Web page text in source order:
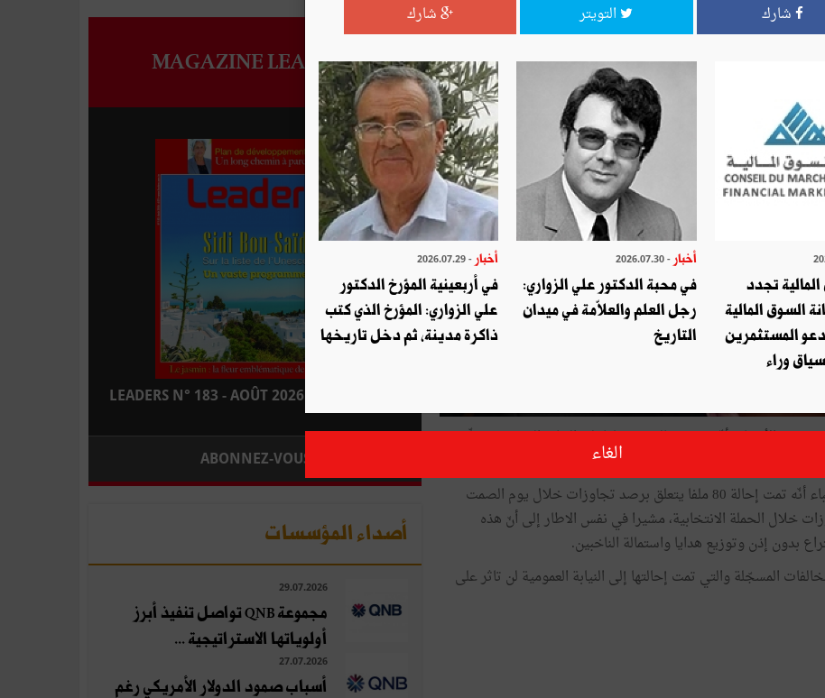
افاد عضو الهيئة العليا المستقلة للانتخابات أنيس الجربوعي يوم الأربعاء، أنّه تمّت إحالة 121 ملفا إلى النيابة العمومية يتعلّق
ويوم الاقتراع للانتخابات البلدية.
وأضاف الجربوعي في تصريح لوكالة تونس افريقيا للانباء أنّه تمت إحالة 80 ملفا يتعلق برصد تجاوزات خلال يوم الصمت
علاقة برصد تجاوزات خلال الحملة الانتخابية، مشيرا في نفس الاطار إلى أنّ هذه
بدون إذن وتوزيع هدايا واستمالة الناخبين.
90 بالمائة من هذه المخالفات المسجّلة والتي تمت إحالتها إلى النيابة العمومية لن تاثر على
MAGAZINE LEADERS
LEADERS N° 183 - AOÛT 2026 : EN KIOSQUE
ABONNEZ-VOUS
أصداء المؤسسات
29.07.2026
مجموعة QNB تواصل تنفيذ أبرز
أولوياتها الاستراتيجية ...
27.07.2026
أسباب صمود الدولار الأمريكي رغم
شارك التويتر شارك
تجدد
السوق المالية
المستثمرين
وراء
أخبار - 2026.07.30
في محبة الدكتور علي الزواري:
رجل العلم والعلاّمة في ميدان
التاريخ
أخبار - 2026.07.29
في أربعينية المؤرخ الدكتور
علي الزواري: المؤرخ الذي كتب
ذاكرة مدينة، ثم دخل تاريخها
الغاء